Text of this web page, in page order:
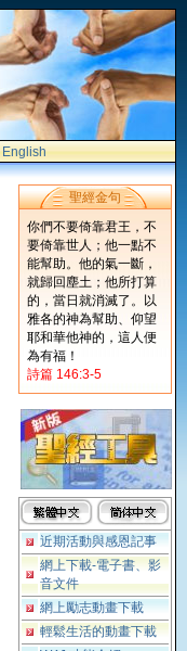
English
聖經金句
你們不要倚靠君王，不
要倚靠世人；他一點不
能幫助。他的氣一斷，
就歸回塵土；他所打算
的，當日就消滅了。以
雅各的神為幫助、仰望
耶和華他神的，這人便
為有福！
詩篇 146:3-5
近期活動與感恩記事
網上下載-電子書、影
音文件
網上勵志動畫下載
輕鬆生活的動畫下載